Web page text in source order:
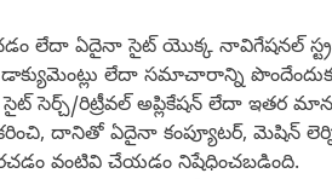
ఏదైనా సైట్ యొక్క నావిగేషనల్
లేదా సమాచారాన్ని
సైట్ సెర్చ్/రిట్రీవల్ అప్లికేషన్ లేదా
దానితో ఏదైనా కంప్యూటర్, మెషిన్
వంటివి చేయడం నిషేధించబడింది.